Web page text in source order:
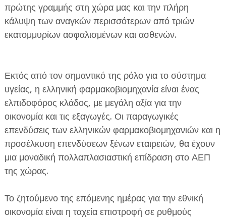
πρώτης γραμμής στη χώρα μας και την πλήρη
κάλυψη των αναγκών περισσότερων από τριών
εκατομμυρίων ασφαλισμένων και ασθενών.
Εκτός από τον σημαντικό της ρόλο για το σύστημα
υγείας, η ελληνική φαρμακοβιομηχανία είναι ένας
ελπιδοφόρος κλάδος, με μεγάλη αξία για την
οικονομία και τις εξαγωγές. Οι παραγωγικές
επενδύσεις των ελληνικών φαρμακοβιομηχανιών και η
προσέλκυση επενδύσεων ξένων εταιρειών, θα έχουν
μια μοναδική πολλαπλασιαστική επίδραση στο ΑΕΠ
της χώρας.
Το ζητούμενο της επόμενης ημέρας για την εθνική
οικονομία είναι η ταχεία επιστροφή σε ρυθμούς